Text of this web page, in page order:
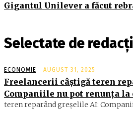
Gigantul Unilever a făcut
Selectate de
ECONOMIE AUGUST 31, 2025
Freelancerii câştigă teren
Companiile nu pot renunţa la
teren reparând greşelile AI: